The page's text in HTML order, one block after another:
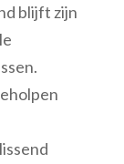
blijft zijn